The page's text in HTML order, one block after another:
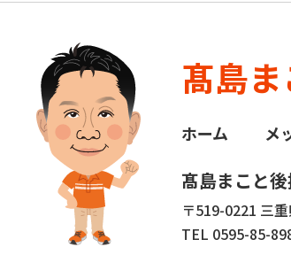
髙島
ホーム メ
髙島まこと
〒519-0221 三
TEL 0595-85-